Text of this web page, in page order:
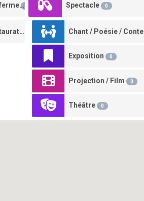
Portes ouvertes à la ferme
Évènement avec restauration
Spectacle 0
Chant / Poésie / Conte
Exposition 0
Projection / Film 0
Théâtre 0